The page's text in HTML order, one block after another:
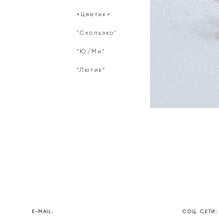
«Цветик»
"Скользко"
“Ю/Ми”
“Лютик”
E-MAIL: СОЦ. СЕТИ: